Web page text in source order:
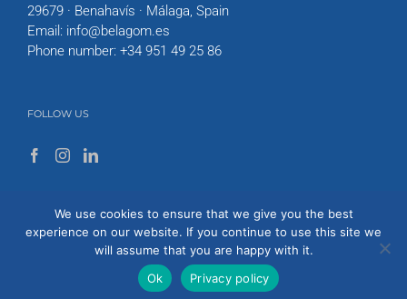
29679 · Benahavís · Málaga, Spain
Email: info@belagom.es
Phone number: +34 951 49 25 86
FOLLOW US
© 2020 Be Lagom - Todos los derechos reservados
We use cookies to ensure that we give you the best
experience on our website. If you continue to use this site we
will assume that you are happy with it.
Ok
Privacy policy